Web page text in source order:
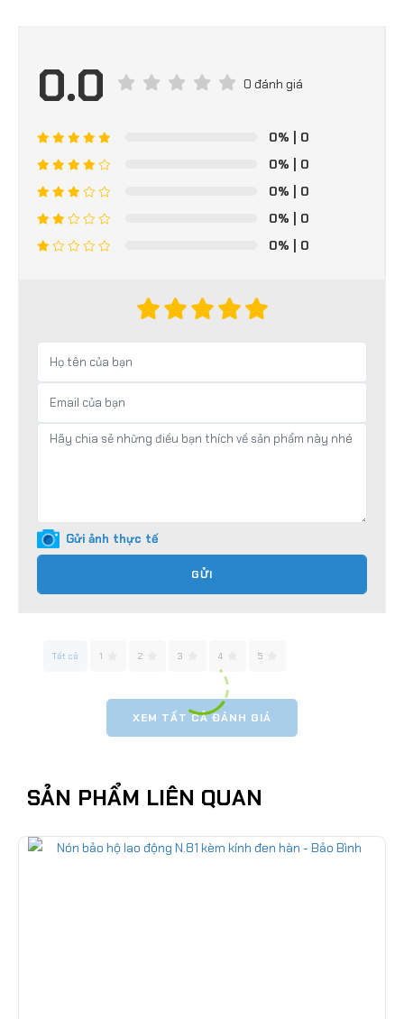
0.0 0 đánh giá
0% | 0
0% | 0
0% | 0
0% | 0
0% | 0
Gửi ảnh thực tế
GỬI
Tất cả 1 2 3 4 5
XEM TẤT CẢ ĐÁNH GIÁ
SẢN PHẨM LIÊN QUAN